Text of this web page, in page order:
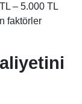
– 5.000 TL
faktörler